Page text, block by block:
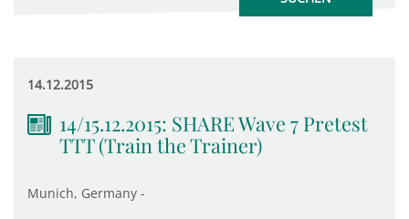
14.12.2015
14/15.12.2015: SHARE Wave 7 Pretest
TTT (Train the Trainer)
Munich, Germany -